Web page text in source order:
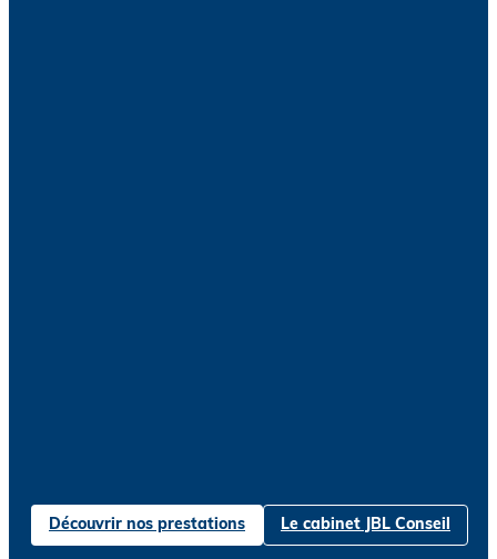
Découvrir nos prestations Le cabinet JBL Conseil